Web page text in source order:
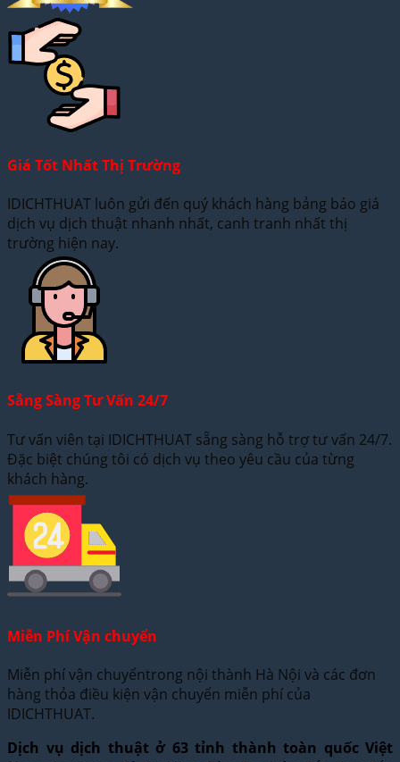
Giá Tốt Nhất Thị Trường
IDICHTHUAT luôn gửi đến quý khách hàng bảng báo giá
dịch vụ dịch thuật nhanh nhất, canh tranh nhất thị
trường hiện nay.
Sẵng Sàng Tư Vấn 24/7
Tư vấn viên tại IDICHTHUAT sẵng sàng hỗ trợ tư vấn 24/7.
Đặc biệt chúng tôi có dịch vụ theo yêu cầu của từng
khách hàng.
Miễn Phí Vận chuyển
Miễn phí vận chuyểntrong nội thành Hà Nội và các đơn
hàng thỏa điều kiện vận chuyển miễn phí của
IDICHTHUAT.
Dịch vụ dịch thuật ở 63 tỉnh thành toàn quốc Việt